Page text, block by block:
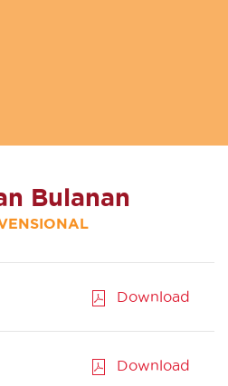
Bulanan
Download
Download